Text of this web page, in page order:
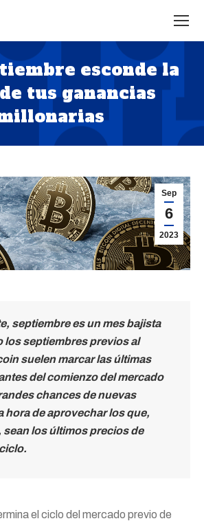
esconde la
tus ganancias
Estás aquí:
Sep
6
2023
septiembre es un mes bajista
los septiembres previos al
suelen marcar las últimas
del comienzo del mercado
chances de nuevas
hora de aprovechar los que,
los últimos precios de
el ciclo del mercado previo de